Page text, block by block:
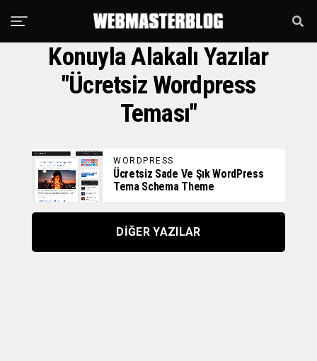
Konuyla Alakalı Yazılar
"ücretsiz Wordpress
Teması"
WORDPRESS
Ücretsiz Sade Ve Şık WordPress
Tema Schema Theme
DIĞER YAZILAR